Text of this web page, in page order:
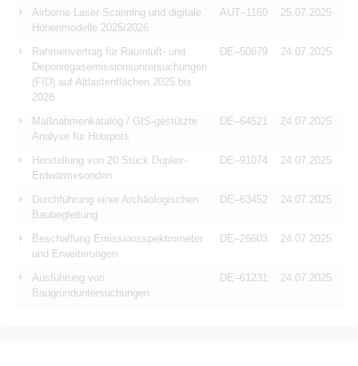
Airborne Laser Scanning und digitale
Höhenmodelle 2025/2026
AUT–1160 25.07.2025
Rahmenvertrag für Raumluft- und
Deponiegasemissionsuntersuchungen
(FID) auf Altlastenflächen 2025 bis
2028
DE–50679 24.07.2025
Maßnahmenkatalog / GIS-gestützte
Analyse für Hotspots
DE–64521 24.07.2025
Herstellung von 20 Stück Duplex-
Erdwärmesonden
DE–91074 24.07.2025
Durchführung einer Archäologischen
Baubegleitung
DE–63452 24.07.2025
Beschaffung Emissionsspektrometer
und Erweiterungen
DE–26603 24.07.2025
Ausführung von
Baugrunduntersuchungen
DE–61231 24.07.2025